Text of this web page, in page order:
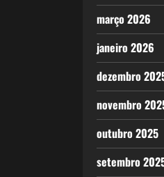
março 2026
janeiro 2026
dezembro
novembro
outubro 2025
setembro